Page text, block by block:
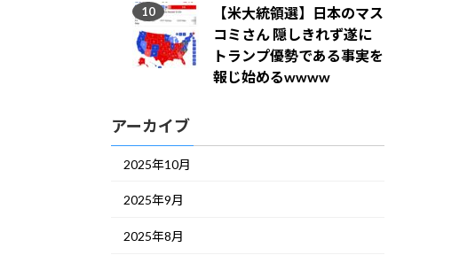
【米大統領選】日本のマス
コミさん 隠しきれず遂に
トランプ優勢である事実を
報じ始めるwwww
アーカイブ
2025年10月
2025年9月
2025年8月